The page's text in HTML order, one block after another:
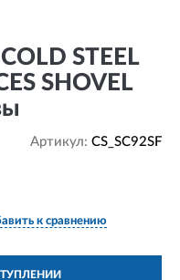
STEEL
SHOVEL
Артикул: CS_SC92SF
к сравнению